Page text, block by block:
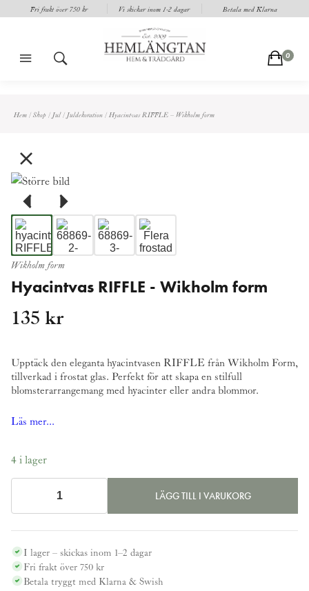
Fri frakt över 750 kr Vi skickar inom 1-2 dagar Betala med Klarna
m s c 0
Hem / Shop / Jul/ Juldekoration / Hyacintvas RIFFLE – Wikholm form
Wikholm form
Hyacintvas RIFFLE - Wikholm form
135 kr
Upptäck den eleganta hyacintvasen RIFFLE från Wikholm Form,
tillverkad i frostat glas. Perfekt för att skapa en stilfull
blomsterarrangemang med hyacinter eller andra blommor.
Läs mer...
4 i lager
Hyacintvas
RIFFLE
-
Wikholm
form
mängd
LÄGG TILL I VARUKORG
I lager – skickas inom 1–2 dagar
Fri frakt över 750 kr
Betala tryggt med Klarna & Swish